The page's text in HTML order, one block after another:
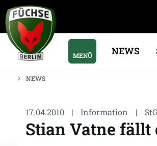
MENÜ NEWS
NEWS
17.04.2010 | Information | StG
Stian Vatne fällt